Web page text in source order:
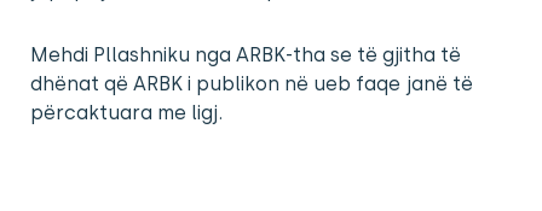
Mehdi Pllashniku nga ARBK-tha se të gjitha të
dhënat që ARBK i publikon në ueb faqe janë të
përcaktuara me ligj.